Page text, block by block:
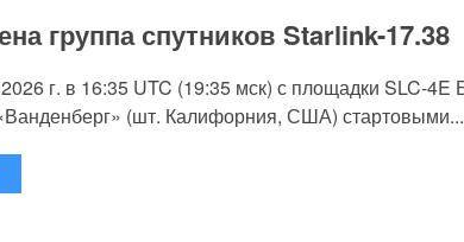
группа спутников Starlink-17.38
2026 г. в 16:35 UTC (19:35 мск) с площадки SLC-4E
(шт. Калифорния, США) стартовыми...